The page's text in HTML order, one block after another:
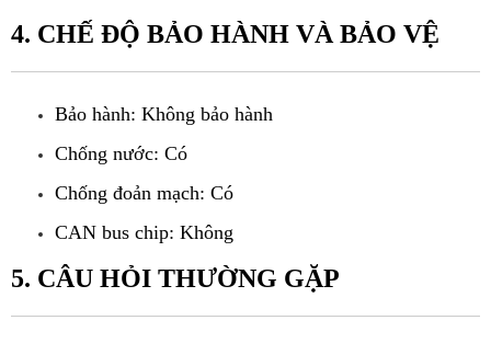
4. CHẾ ĐỘ BẢO HÀNH VÀ BẢO VỆ
Bảo hành: Không bảo hành
Chống nước: Có
Chống đoản mạch: Có
CAN bus chip: Không
5. CÂU HỎI THƯỜNG GẶP